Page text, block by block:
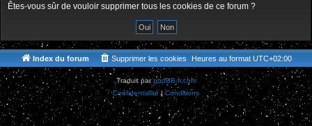
h
h
e
r
Êtes-vous sûr de vouloir supprimer tous les cookies de ce forum ?
Index du forum Heures au format UTC+02:00
Supprimer les cookies
Traduit parphpBB-fr.com
Confidentialité|Conditions